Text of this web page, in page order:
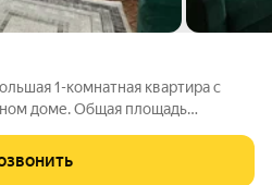
1-комнатная квартира с
доме. Общая площадь
совмещенный. Рядом гимназия